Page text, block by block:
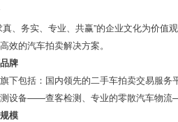
真、务实、专业、共赢”的企业文化为价值
效的汽车拍卖解决方案。
牌
下包括：国内领先的二手车拍卖交易服
设备——查客检测、专业的零散汽车物
模